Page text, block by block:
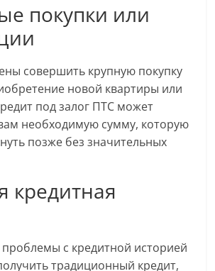
покупки или
совершить крупную покупку
новой квартиры или
под залог ПТС может
необходимую сумму, которую
позже без значительных
кредитная
проблемы с кредитной историей
традиционный кредит,